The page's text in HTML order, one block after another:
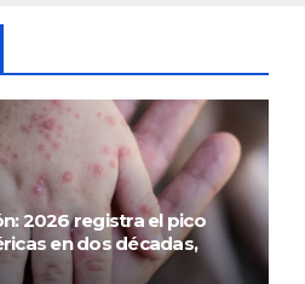
2026 registra el pico
en dos décadas,